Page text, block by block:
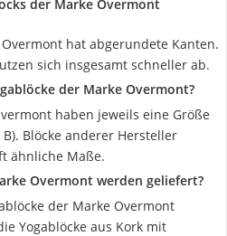
der Marke Overmont
hat abgerundete Kanten.
sich insgesamt schneller ab.
der Marke Overmont?
haben jeweils eine Größe
Blöcke anderer Hersteller
ähnliche Maße.
Overmont werden geliefert?
der Marke Overmont
Yogablöcke aus Kork mit